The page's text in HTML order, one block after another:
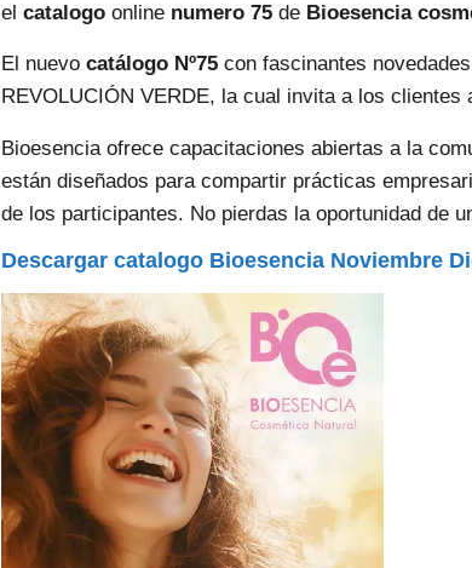
el catalogo online numero 75 de Bioesencia
El nuevo catálogo Nº75 con fascinantes
REVOLUCIÓN VERDE, la cual invita a los
Bioesencia ofrece capacitaciones abiertas a la
están diseñados para compartir prácticas
de los participantes. No pierdas la oportunidad de
Descargar catalogo Bioesencia Noviembre